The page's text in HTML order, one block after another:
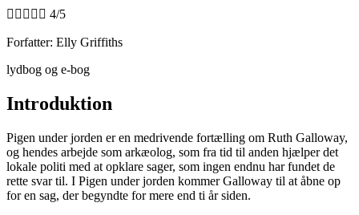
     4/5
Forfatter: Elly Griffiths
lydbog og e-bog
Introduktion
Pigen under jorden er en medrivende fortælling om Ruth Galloway,
og hendes arbejde som arkæolog, som fra tid til anden hjælper det
lokale politi med at opklare sager, som ingen endnu har fundet de
rette svar til. I Pigen under jorden kommer Galloway til at åbne op
for en sag, der begyndte for mere end ti år siden.